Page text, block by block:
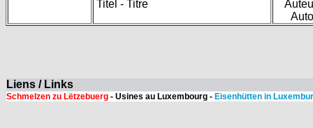
Titel - Titre
Liens / Links
Schmelzen zu Lëtzebuerg - Usines au Luxembourg - Eisenhütten in